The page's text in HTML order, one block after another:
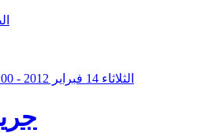
| الثلاثاء 14 فبراير 2012 - 04:00 ص